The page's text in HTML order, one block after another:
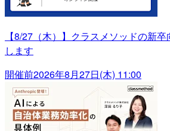
【8/27（木）】クラスメソッドの新
します
開催前2026年8月27日(木) 11:00